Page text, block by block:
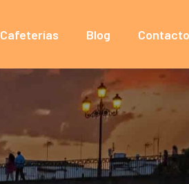
Cafeterías Blog Contacto